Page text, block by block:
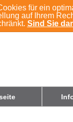
für ein
auf Ihrem
Sind Sie